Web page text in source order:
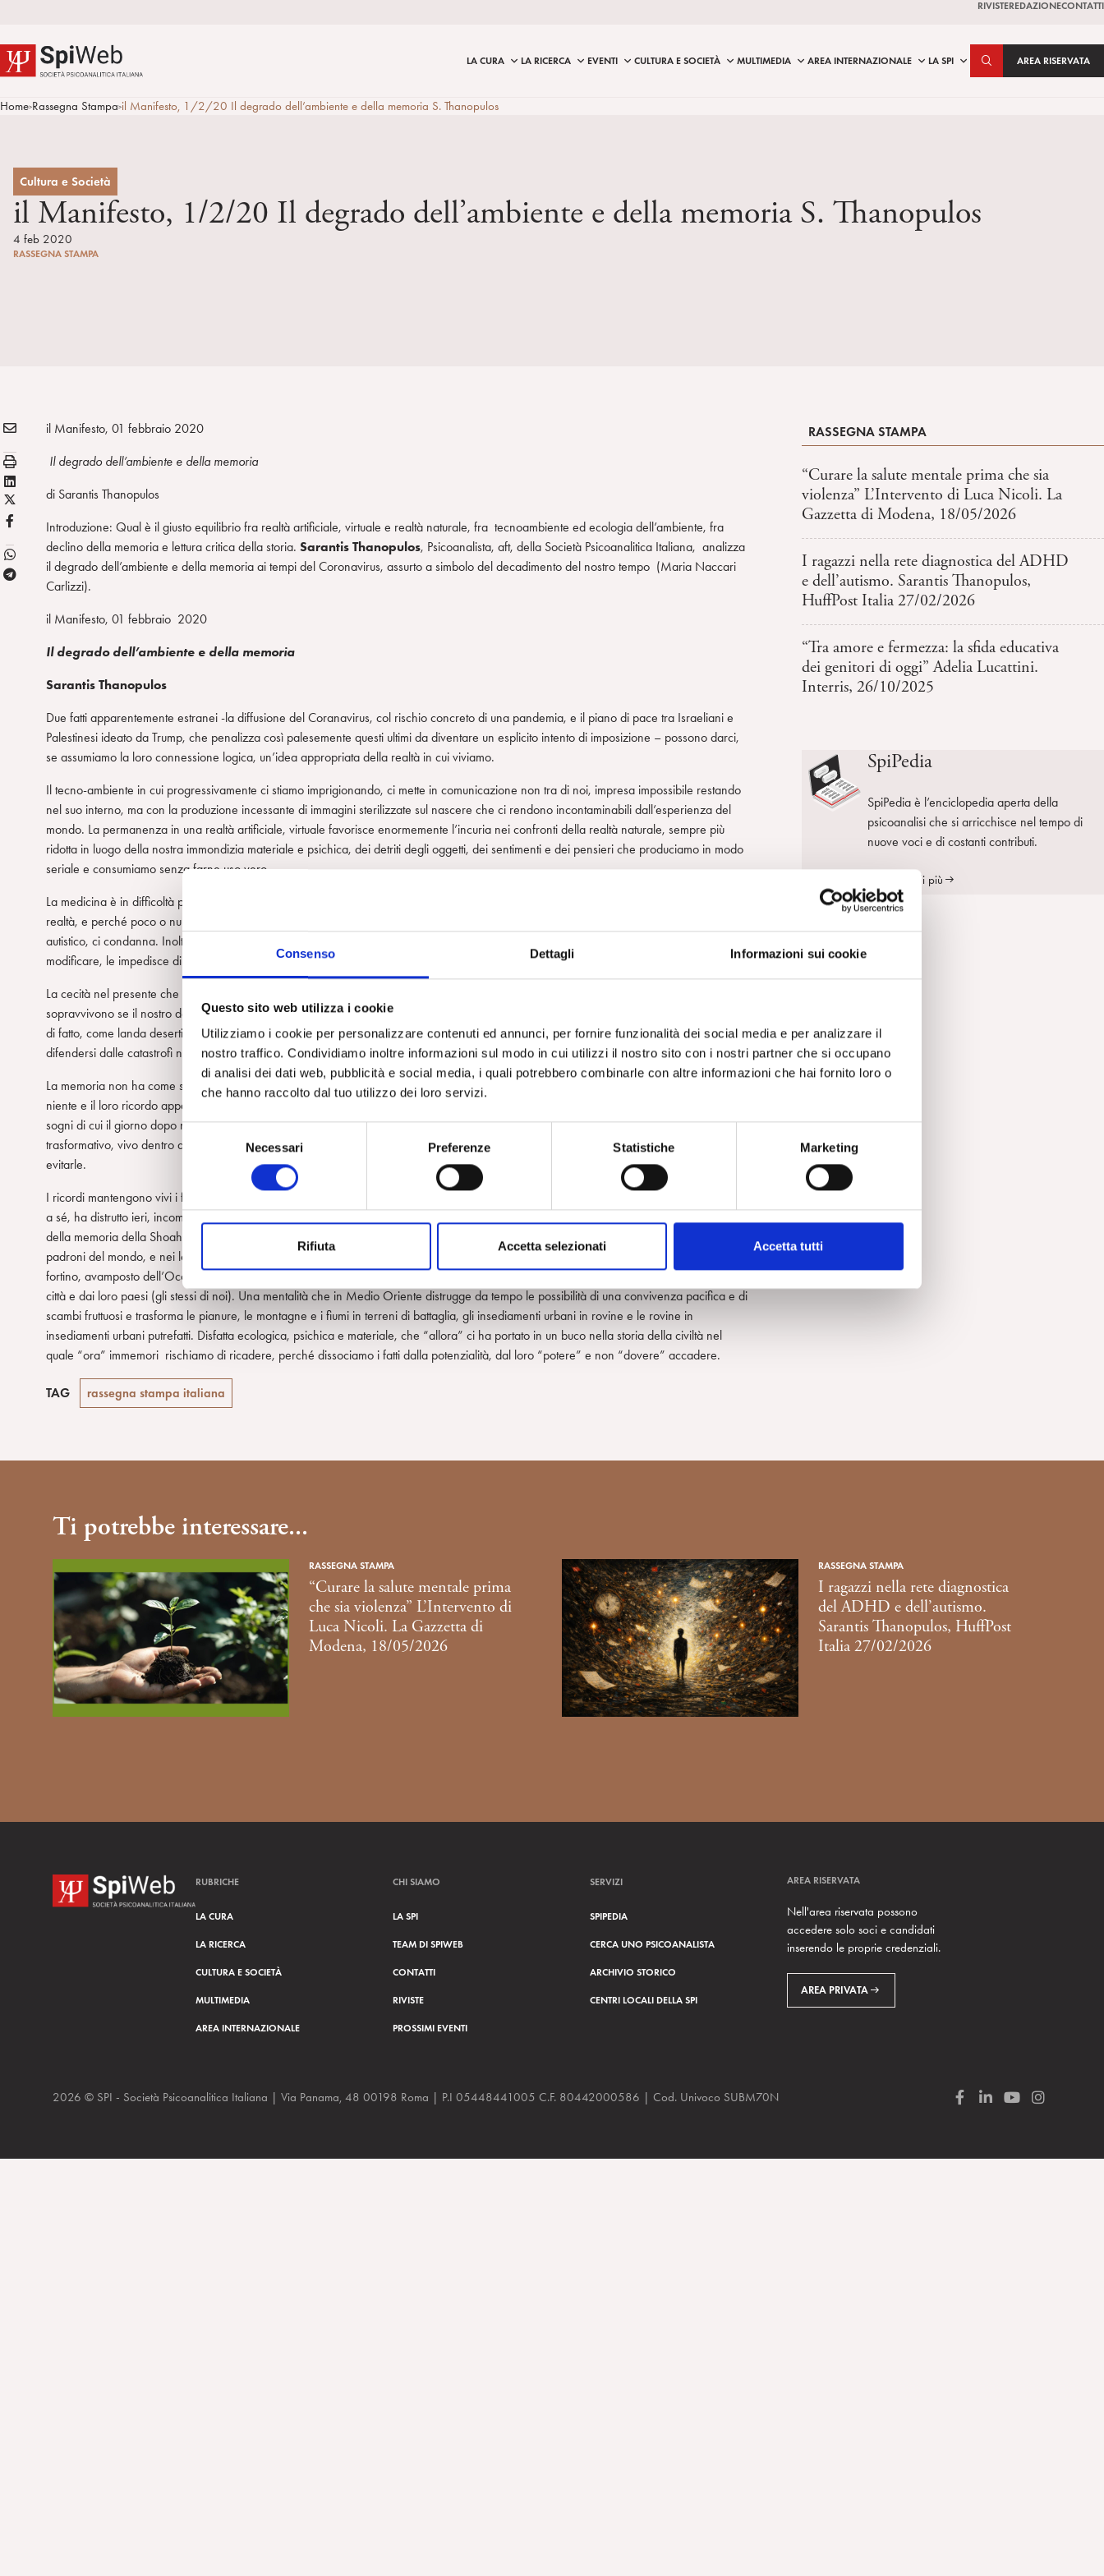
Consenso Dettagli Informazioni sui cookie
Questo sito web utilizza i cookie
Utilizziamo i cookie per personalizzare contenuti ed annunci, per fornire funzionalità dei social media e per analizzare il
nostro traffico. Condividiamo inoltre informazioni sul modo in cui utilizzi il nostro sito con i nostri partner che si occupano
di analisi dei dati web, pubblicità e social media, i quali potrebbero combinarle con altre informazioni che hai fornito loro o
che hanno raccolto dal tuo utilizzo dei loro servizi.
S
e
e
z
e
d
l
o
n
Necessari Preferenze Statistiche Marketing
Rifiuta Accetta selezionati Accetta tutti
RIVISTEREDAZIONECONTATTI
LA CURA LA RICERCA EVENTI CULTURA E SOCIETÀ MULTIMEDIA AREA INTERNAZIONALE LA SPI AREA RISERVATA
Home>Rassegna Stampa>il Manifesto, 1/2/20 Il degrado dell’ambiente e della memoria S. Thanopulos
Cultura e Società
il Manifesto, 1/2/20 Il degrado dell’ambiente e della memoria S. Thanopulos
4 feb 2020
RASSEGNA STAMPA
Condividi:
E
A
I
L
S
t
a
m
a
L
i
n
e
d
X
/
w
i
F
T
il Manifesto, 01 febbraio 2020
Il degrado dell’ambiente e della memoria
di Sarantis Thanopulos
Introduzione: Qual è il giusto equilibrio fra realtà artificiale, virtuale e realtà naturale, fra tecnoambiente ed ecologia dell’ambiente, fra
declino della memoria e lettura critica della storia. Sarantis Thanopulos, Psicoanalista, aft, della Società Psicoanalitica Italiana, analizza
il degrado dell’ambiente e della memoria ai tempi del Coronavirus, assurto a simbolo del decadimento del nostro tempo (Maria Naccari
Carlizzi).
il Manifesto, 01 febbraio 2020
Il degrado dell’ambiente e della memoria
Sarantis Thanopulos
Due fatti apparentemente estranei -la diffusione del Coranavirus, col rischio concreto di una pandemia, e il piano di pace tra Israeliani e
Palestinesi ideato da Trump, che penalizza così palesemente questi ultimi da diventare un esplicito intento di imposizione – possono darci,
se assumiamo la loro connessione logica, un’idea appropriata della realtà in cui viviamo.
Il tecno-ambiente in cui progressivamente ci stiamo imprigionando, ci mette in comunicazione non tra di noi, impresa impossibile restando
nel suo interno, ma con la produzione incessante di immagini sterilizzate sul nascere che ci rendono incontaminabili dall’esperienza del
mondo. La permanenza in una realtà artificiale, virtuale favorisce enormemente l’incuria nei confronti della realtà naturale, sempre più
ridotta in luogo della nostra immondizia materiale e psichica, dei detriti degli oggetti, dei sentimenti e dei pensieri che produciamo in modo
seriale e consumiamo senza farne uso vero.
La medicina è in difficoltà perché i batteri e i virus prosperanti nell’immondizia non riconoscono le barriere virtuali che ci separano dalla
realtà, e perché poco o nulla può fare contro le condizioni di stress psicofisico a cui il nostro modo di vivere, insieme performante e
autistico, ci condanna. Inoltre, il suo attuale modello di ricerca che tende a vedere gli esseri umani come macchine genetiche da riparare o
modificare, le impedisce di seguire la strada di un giusto equilibrio tra corpo, psiche e natura.
La cecità nel presente che rende un azzardo il futuro, ha la sua origine nell’accorciamento, declino della memoria. I ricordi non
sopravvivono se il nostro desiderare, sentire e pensare diventa agorafobico e respira al chiuso, isolato dal suo ambiente naturale, trattato,
di fatto, come landa desertica e minacciosa (i paesaggi/cartoline non cambiano la prospettiva). Così l’umanità smemorata è passata dal
difendersi dalle catastrofi naturali a provocarle attivamente.
La memoria non ha come suo vero oggetto i fatti accaduti, ma i fatti come potrebbero accadere. Le distruzioni di per sé non ci insegnano
niente e il loro ricordo appassisce nel tempo tanto più in fretta quanto più sono intollerabili e impensabili, peggio degli incubi dei nostri
sogni di cui il giorno dopo non vogliamo saperne. Ciò che possiamo ricordare, perché ci insegna molto e crea un pensiero/sentimento
trasformativo, vivo dentro di noi, sono le condizioni che le hanno determinate, il come le abbiamo favorite e il come avremmo potuto
evitarle.
I ricordi mantengono vivi i fatti accaduti nella loro potenzialità. Interrompono dentro di noi la linearità fatale del loro accadere che, lasciata
a sé, ha distrutto ieri, incombendo oggi, e rendono pensato e sensato il nostro agire. Il progetto di pace di Trump coincidente con il giorno
della memoria della Shoah e dettato dalla logica del potere del più forte (spietato), mostra che il passato giace morto negli aspiranti
padroni del mondo, e nei loro sempre più numerosi seguaci, e nessuna retorica lo può resuscitare. La reclusione degli ebrei di Israele in un
fortino, avamposto dell’Occidente, ripropone la stessa mentalità che (prima e dopo lo sterminio) li ha sradicati dalla loro vita, dalle loro
città e dai loro paesi (gli stessi di noi). Una mentalità che in Medio Oriente distrugge da tempo le possibilità di una convivenza pacifica e di
scambi fruttuosi e trasforma le pianure, le montagne e i fiumi in terreni di battaglia, gli insediamenti urbani in rovine e le rovine in
insediamenti urbani putrefatti. Disfatta ecologica, psichica e materiale, che “allora” ci ha portato in un buco nella storia della civiltà nel
quale “ora” immemori rischiamo di ricadere, perché dissociamo i fatti dalla potenzialità, dal loro “potere” e non “dovere” accadere.
TAG rassegna stampa italiana
RASSEGNA STAMPA
“Curare la salute mentale prima che sia
violenza” L’Intervento di Luca Nicoli. La
Gazzetta di Modena, 18/05/2026
I ragazzi nella rete diagnostica del ADHD
e dell’autismo. Sarantis Thanopulos,
HuffPost Italia 27/02/2026
“Tra amore e fermezza: la sfida educativa
dei genitori di oggi” Adelia Lucattini.
Interris, 26/10/2025
SpiPedia
SpiPedia è l’enciclopedia aperta della
psicoanalisi che si arricchisce nel tempo di
nuove voci e di costanti contributi.
Scopri di più
Ti potrebbe interessare...
RASSEGNA STAMPA
“Curare la salute mentale prima
che sia violenza” L’Intervento di
Luca Nicoli. La Gazzetta di
Modena, 18/05/2026
RASSEGNA STAMPA
I ragazzi nella rete diagnostica
del ADHD e dell’autismo.
Sarantis Thanopulos, HuffPost
Italia 27/02/2026
RUBRICHE
LA CURA
LA RICERCA
CULTURA E SOCIETÀ
MULTIMEDIA
AREA INTERNAZIONALE
CHI SIAMO
LA SPI
TEAM DI SPIWEB
CONTATTI
RIVISTE
PROSSIMI EVENTI
SERVIZI
SPIPEDIA
CERCA UNO PSICOANALISTA
ARCHIVIO STORICO
CENTRI LOCALI DELLA SPI
AREA RISERVATA
Nell'area riservata possono
accedere solo soci e candidati
inserendo le proprie credenziali.
AREA PRIVATA
2026 © SPI - Società Psicoanalitica Italiana | Via Panama, 48 00198 Roma | P.I 05448441005 C.F. 80442000586 | Cod. Univoco SUBM70N
F
L
Y
I